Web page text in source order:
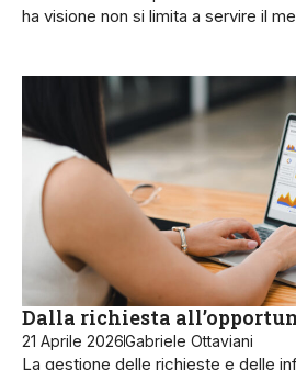
ha visione non si limita a servire il
Dalla richiesta
21 Aprile 2026Gabriele Ottaviani
La gestione delle richieste e delle